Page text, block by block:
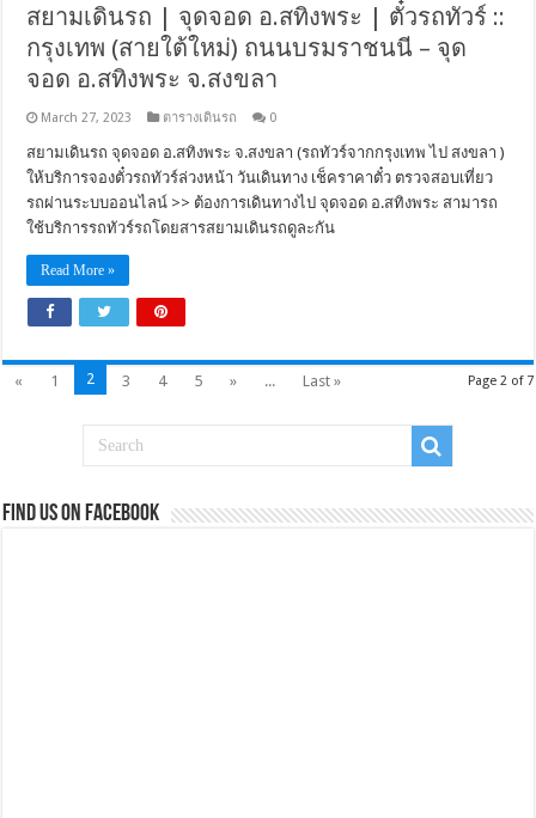
สยามเดินรถ | จุดจอด อ.สทิงพระ | ตั๋วรถทัวร์ ::
กรุงเทพ (สายใต้ใหม่) ถนนบรมราชนนี – จุด
จอด อ.สทิงพระ จ.สงขลา
March 27, 2023 ตารางเดินรถ 0
สยามเดินรถ จุดจอด อ.สทิงพระ จ.สงขลา (รถทัวร์จากกรุงเทพ ไป สงขลา )
ให้บริการจองตั๋วรถทัวร์ล่วงหน้า วันเดินทาง เช็คราคาตั๋ว ตรวจสอบเที่ยว
รถผ่านระบบออนไลน์ >> ต้องการเดินทางไป จุดจอด อ.สทิงพระ สามารถ
ใช้บริการรถทัวร์รถโดยสารสยามเดินรถดูละกัน
Read More »
Page 2 of 7
« 1 2 3 4 5 » ... Last »
Find us on Facebook